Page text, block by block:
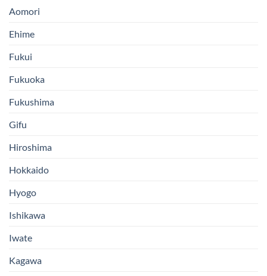
Aomori
Ehime
Fukui
Fukuoka
Fukushima
Gifu
Hiroshima
Hokkaido
Hyogo
Ishikawa
Iwate
Kagawa